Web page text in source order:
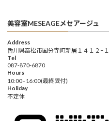
美容室MESEAGEメセアージュ
Address
香川県高松市国分寺町新居１４１２−１
Tel
087-870-6870
Hours
10:00–16:00(最終受付)
Holiday
不定休